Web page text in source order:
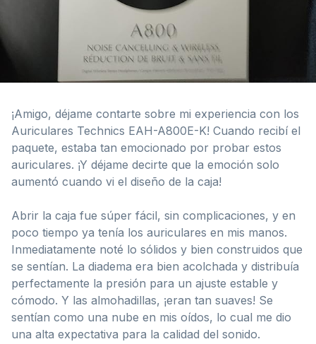
¡Amigo, déjame contarte sobre mi experiencia con los
Auriculares Technics EAH-A800E-K! Cuando recibí el
paquete, estaba tan emocionado por probar estos
auriculares. ¡Y déjame decirte que la emoción solo
aumentó cuando vi el diseño de la caja!
Abrir la caja fue súper fácil, sin complicaciones, y en
poco tiempo ya tenía los auriculares en mis manos.
Inmediatamente noté lo sólidos y bien construidos que
se sentían. La diadema era bien acolchada y distribuía
perfectamente la presión para un ajuste estable y
cómodo. Y las almohadillas, ¡eran tan suaves! Se
sentían como una nube en mis oídos, lo cual me dio
una alta expectativa para la calidad del sonido.